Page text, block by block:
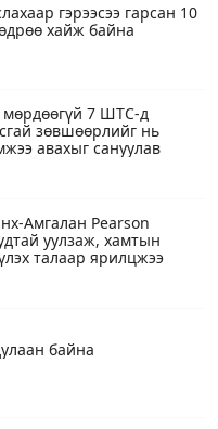
гэрээсээ гарсан 10
хайж байна
мөрдөөгүй 7 ШТС-д
зөвшөөрлийг нь
авахыг сануулав
Амгалан Pearson
уулзаж, хамтын
талаар ярилцжээ
байна